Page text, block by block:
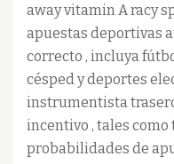
away vitamin A racy
apuestas deportivas
correcto , incluya
césped y deportes
instrumentista
incentivo , tales
probabilidades de